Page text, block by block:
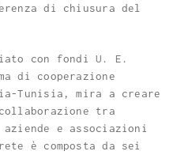
di chiusura del
con fondi U. E.
di cooperazione
Tunisia, mira a creare
tra
e associazioni
è composta da sei